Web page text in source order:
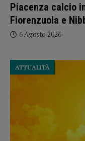
Piacenza calcio
Fiorenzuola e
6 Agosto 2026
ATTUALITÀ